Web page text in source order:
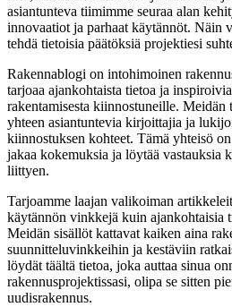
asiantunteva tiimimme seuraa alan
innovaatiot ja parhaat käytännöt. Näin
tehdä tietoisia päätöksiä projektiesi
Rakennablogi on intohimoinen
tarjoaa ajankohtaista tietoa ja
rakentamisesta kiinnostuneille. Meidän
yhteen asiantuntevia kirjoittajia ja
kiinnostuksen kohteet. Tämä yhteisö
jakaa kokemuksia ja löytää vastauksia
liittyen.
Tarjoamme laajan valikoiman
käytännön vinkkejä kuin ajankohtaisia
Meidän sisällöt kattavat kaiken aina
suunnitteluvinkkeihin ja kestäviin
löydät täältä tietoa, joka auttaa sinua
rakennusprojektissasi, olipa se sitten
uudisrakennus.